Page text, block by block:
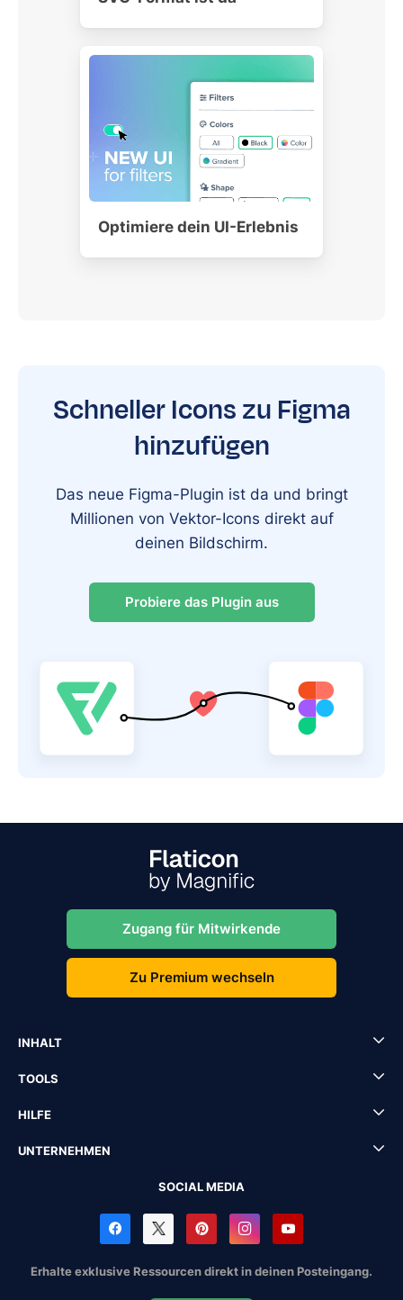
Optimiere dein UI-Erlebnis
Schneller Icons zu Figma
hinzufügen
Das neue Figma-Plugin ist da und bringt
Millionen von Vektor-Icons direkt auf
deinen Bildschirm.
Probiere das Plugin aus
Zugang für Mitwirkende
Zu Premium wechseln
INHALT
TOOLS
HILFE
UNTERNEHMEN
SOCIAL MEDIA
Erhalte exklusive Ressourcen direkt in deinen Posteingang.